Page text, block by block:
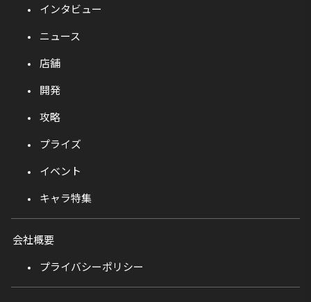
インタビュー
ニュース
店舗
開発
攻略
プライズ
イベント
キャラ特集
会社概要
プライバシーポリシー